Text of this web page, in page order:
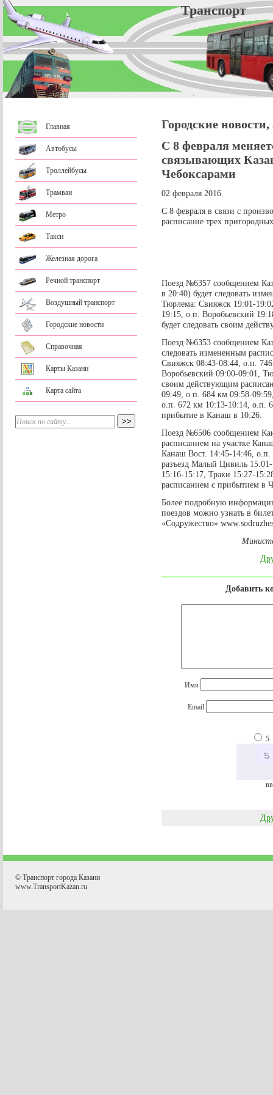
Главная
Автобусы
Троллейбусы
Трамваи
Метро
Такси
Железная дорога
Речной транспорт
Воздушный транспорт
Городские новости
Справочная
Карты Казани
Карта сайта
Городские
С 8 февраля
связывающих
Чебоксарами
02 февраля 2016
С 8 февраля в связи с
расписание трех
Поезд №6357 сообщением
в 20:40) будет следовать
Тюрлема: Свияжск 19:01-
19:15, о.п. Воробьевский
будет следовать своим
Поезд №6353 сообщением
следовать измененным
Свияжск 08:43-08:44, о.п.
Воробьевский 09:00-09:01,
своим действующим
09:49, о.п. 684 км 09:58-
о.п. 672 км 10:13-10:14, о.п.
прибытие в Канаш в 10:26.
Поезд №6506 сообщением
расписанием на участке
Канаш Вост. 14:45-14:46,
разъезд Малый Цивиль
15:16-15:17, Траки 15:27-
расписанием с прибытием в
Более подробную
поездов можно узнать в
«Содружество»
Добавить
Имя
Email
5
© Транспорт города Казани
www.TransportKazan.ru